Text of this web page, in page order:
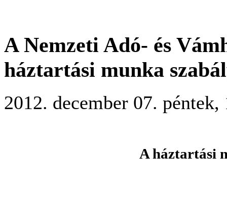
A Nemzeti Adó- és
háztartási munka
2012. december 07.
A háztartási